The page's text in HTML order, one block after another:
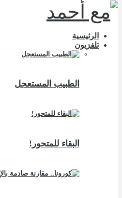
الرئيسية
تلفزيون
الطبيب المستعجل
البقاء للمتحور!